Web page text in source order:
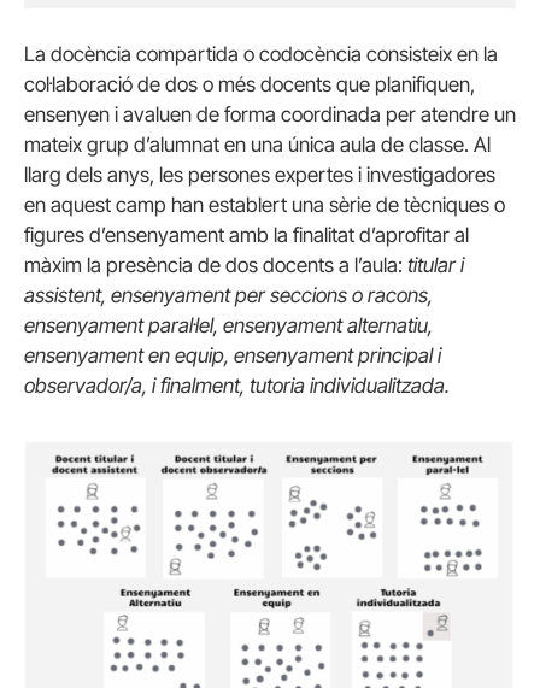
La docència compartida o codocència consisteix en la
col·laboració de dos o més docents que planifiquen,
ensenyen i avaluen de forma coordinada per atendre un
mateix grup d’alumnat en una única aula de classe. Al
llarg dels anys, les persones expertes i investigadores
en aquest camp han establert una sèrie de tècniques o
figures d’ensenyament amb la finalitat d’aprofitar al
màxim la presència de dos docents a l’aula: titular i
assistent, ensenyament per seccions o racons,
ensenyament paral·lel, ensenyament alternatiu,
ensenyament en equip, ensenyament principal i
observador/a, i finalment, tutoria individualitzada.